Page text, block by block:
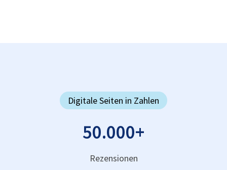
Digitale Seiten in Zahlen
50.000+
Rezensionen